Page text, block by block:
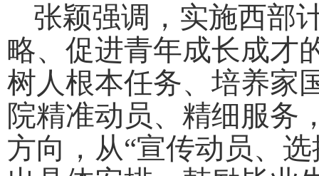
张颖强调， 实施西部
略、促进青年成长成才
树人根本任务、培养家
院精准动员、精细服务
方向，从“宣传动员、